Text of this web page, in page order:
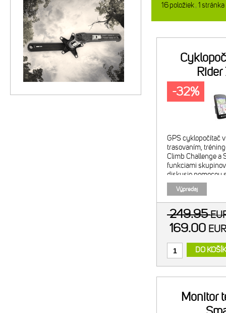
16položiek 1stránka
GPS cyklopočítač
trasovaním,
Climb Challenge a
funkciami
diskusie pomocou
cyklopočítača aj v
ambientný
Výpredaj
-32%
249.95
169.00
DO
Monitor